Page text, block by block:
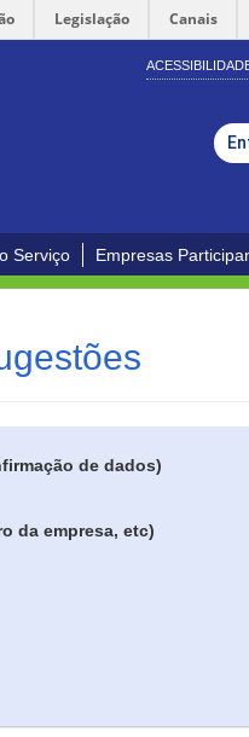
Legislação Canais
Serviço Empresas
de dados)
da empresa, etc)